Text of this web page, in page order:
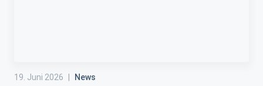
19. Juni 2026 News